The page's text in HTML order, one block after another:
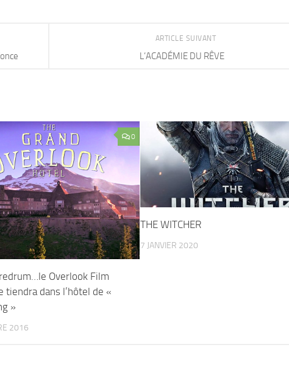
ARTICLE SUIVANT
L’ACADÉMIE DU RÊVE
0
Overlook Film
tiendra dans l’hôtel de «
»
2016
THE WITCHER
7 JANVIER 2020